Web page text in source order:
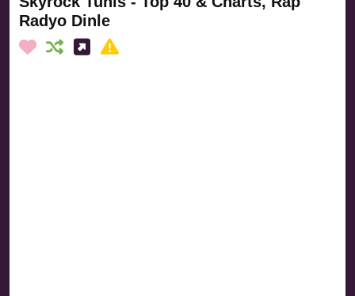
Radyo Dinle